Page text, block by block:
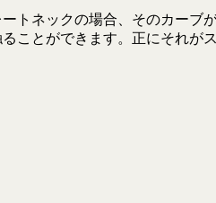
ートネックの場合、そのカーブ
ことができます。正にそれが